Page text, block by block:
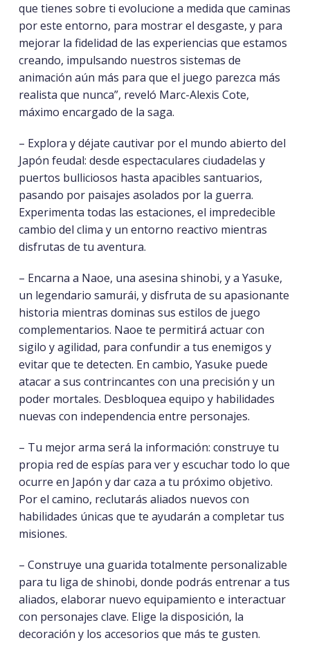
que tienes sobre ti evolucione a medida que caminas
por este entorno, para mostrar el desgaste, y para
mejorar la fidelidad de las experiencias que estamos
creando, impulsando nuestros sistemas de
animación aún más para que el juego parezca más
realista que nunca”, reveló Marc-Alexis Cote,
máximo encargado de la saga.
– Explora y déjate cautivar por el mundo abierto del
Japón feudal: desde espectaculares ciudadelas y
puertos bulliciosos hasta apacibles santuarios,
pasando por paisajes asolados por la guerra.
Experimenta todas las estaciones, el impredecible
cambio del clima y un entorno reactivo mientras
disfrutas de tu aventura.
– Encarna a Naoe, una asesina shinobi, y a Yasuke,
un legendario samurái, y disfruta de su apasionante
historia mientras dominas sus estilos de juego
complementarios. Naoe te permitirá actuar con
sigilo y agilidad, para confundir a tus enemigos y
evitar que te detecten. En cambio, Yasuke puede
atacar a sus contrincantes con una precisión y un
poder mortales. Desbloquea equipo y habilidades
nuevas con independencia entre personajes.
– Tu mejor arma será la información: construye tu
propia red de espías para ver y escuchar todo lo que
ocurre en Japón y dar caza a tu próximo objetivo.
Por el camino, reclutarás aliados nuevos con
habilidades únicas que te ayudarán a completar tus
misiones.
– Construye una guarida totalmente personalizable
para tu liga de shinobi, donde podrás entrenar a tus
aliados, elaborar nuevo equipamiento e interactuar
con personajes clave. Elige la disposición, la
decoración y los accesorios que más te gusten.